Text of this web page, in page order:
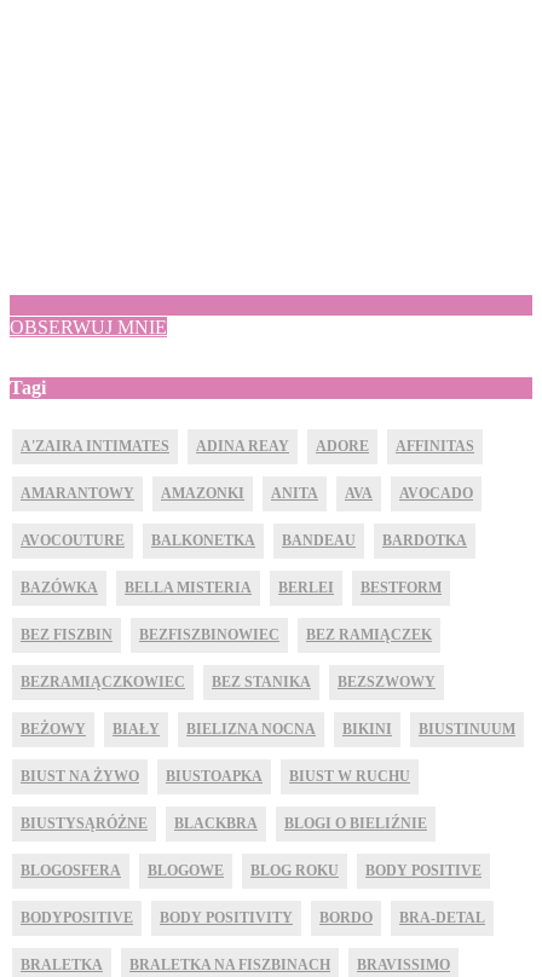
OBSERWUJ MNIE
Tagi
A'ZAIRA INTIMATES ADINA REAY ADORE AFFINITAS
AMARANTOWY AMAZONKI ANITA AVA AVOCADO
AVOCOUTURE BALKONETKA BANDEAU BARDOTKA
BAZÓWKA BELLA MISTERIA BERLEI BESTFORM
BEZ FISZBIN BEZFISZBINOWIEC BEZ RAMIĄCZEK
BEZRAMIĄCZKOWIEC BEZ STANIKA BEZSZWOWY
BEŻOWY BIAŁY BIELIZNA NOCNA BIKINI BIUSTINUUM
BIUST NA ŻYWO BIUSTOAPKA BIUST W RUCHU
BIUSTYSĄRÓŻNE BLACKBRA BLOGI O BIELIŹNIE
BLOGOSFERA BLOGOWE BLOG ROKU BODY POSITIVE
BODYPOSITIVE BODY POSITIVITY BORDO BRA-DETAL
BRALETKA BRALETKA NA FISZBINACH BRAVISSIMO